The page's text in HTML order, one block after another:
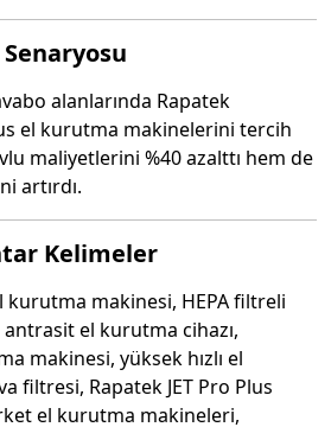
alanlarında Rapatek
el kurutma makinelerini tercih
maliyetlerini %40 azalttı hem de
artırdı.
Kelimeler
kurutma makinesi, HEPA filtreli
el kurutma cihazı,
makinesi, yüksek hızlı el
filtresi, Rapatek JET Pro Plus
el kurutma makineleri,